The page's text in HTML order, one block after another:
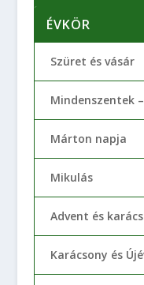
ÉVKÖR
Szüret és vásár
Mindenszentek
Márton napja
Mikulás
Advent és
Karácsony és